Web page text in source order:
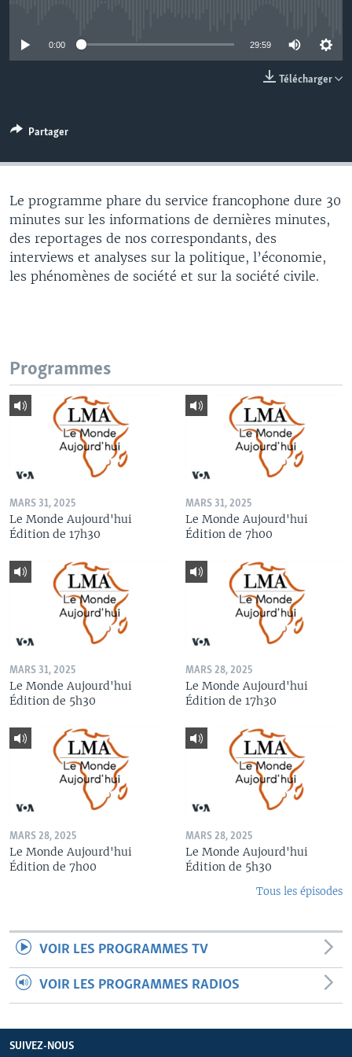
0:00 29:59
Télécharger
Partager
Le programme phare du service francophone dure 30
minutes sur les informations de dernières minutes,
des reportages de nos correspondants, des
interviews et analyses sur la politique, l’économie,
les phénomènes de société et sur la société civile.
Programmes
MARS 31, 2025
Le Monde Aujourd'hui
Édition de 17h30
MARS 31, 2025
Le Monde Aujourd'hui
Édition de 7h00
MARS 31, 2025
Le Monde Aujourd'hui
Édition de 5h30
MARS 28, 2025
Le Monde Aujourd'hui
Édition de 17h30
MARS 28, 2025
Le Monde Aujourd'hui
Édition de 7h00
MARS 28, 2025
Le Monde Aujourd'hui
Édition de 5h30
Tous les épisodes
VOIR LES PROGRAMMES TV
VOIR LES PROGRAMMES RADIOS
SUIVEZ-NOUS